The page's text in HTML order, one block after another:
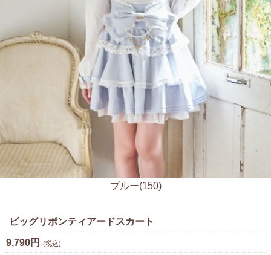
ブルー(150)
ビッグリボンティアードスカート
9,790円 (税込)